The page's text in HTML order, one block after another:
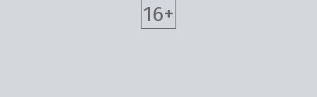
16+